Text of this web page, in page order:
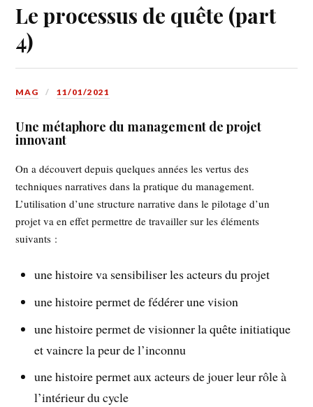
Le processus de quête (part
4)
MAG 11/01/2021
Une métaphore du management de projet
innovant
On a découvert depuis quelques années les vertus des
techniques narratives dans la pratique du management.
L’utilisation d’une structure narrative dans le pilotage d’un
projet va en effet permettre de travailler sur les éléments
suivants :
une histoire va sensibiliser les acteurs du projet
une histoire permet de fédérer une vision
une histoire permet de visionner la quête initiatique
et vaincre la peur de l’inconnu
une histoire permet aux acteurs de jouer leur rôle à
l’intérieur du cycle